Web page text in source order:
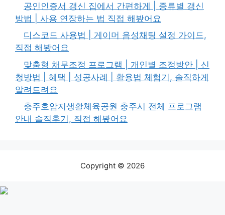
공인인증서 갱신 집에서 간편하게 | 종류별 갱신
방법 | 사용 연장하는 법 직접 해봤어요
디스코드 사용법 | 게이머 음성채팅 설정 가이드,
직접 해봤어요
맞춤형 채무조정 프로그램 | 개인별 조정방안 | 신
청방법 | 혜택 | 성공사례 | 활용법 체험기, 솔직하게
알려드려요
충주호암지생활체육공원 충주시 전체 프로그램
안내 솔직후기, 직접 해봤어요
Copyright © 2026